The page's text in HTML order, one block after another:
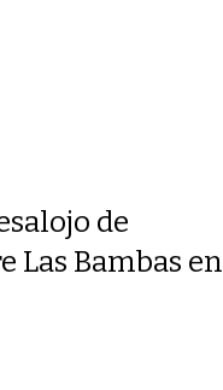
de
Bambas